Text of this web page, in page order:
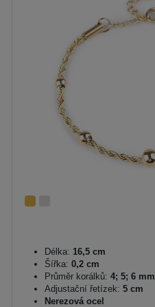
Délka: 16,5 cm
Šířka: 0,2 cm
Průměr korálků: 4; 5; 6 mm
Adjustační řetízek: 5 cm
Nerezová ocel